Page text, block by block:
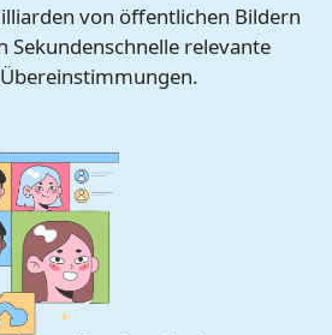
von öffentlichen Bildern
Sekundenschnelle relevante